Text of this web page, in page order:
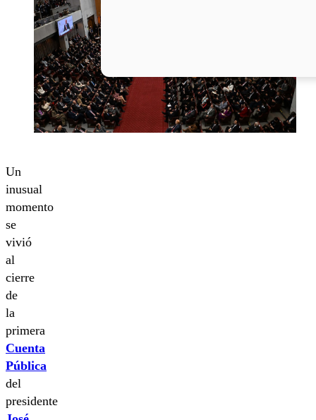
Un
inusual
momento
se
vivió
al
cierre
de
la
primera
Cuenta
Pública
del
presidente